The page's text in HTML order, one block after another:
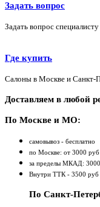
Задать вопрос
Задать вопрос специалисту
Где купить
Салоны в Москве и Санкт-
Доставляем в любой
По Москве и МО:
самовывоз - бесплатно
по Москве: от 3000 руб
за пределы МКАД:
Внутри ТТК - 3500 руб
По Санкт-